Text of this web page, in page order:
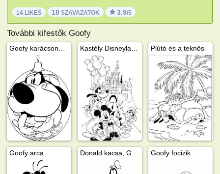
14 LIKES 18 SZAVAZATOK 3.9/5
További kifestők Goofy
Plútó és a teknős
Goofy arca Goofy focizik